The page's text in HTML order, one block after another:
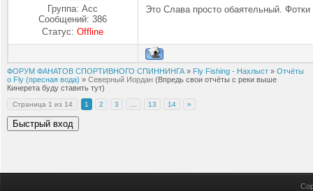
Группа: Асс
Сообщений:386
Статус:Offline
Это Слава просто обаятельный.
ФОРУМ ФАНАТОВ СПОРТИВНОГО СПИННИНГА » Fly Fishing - Нахлыст » Отчёты
о Fly (пресная вода) » Северный Иордан (Впредь свои отчёты с реки выше
Кинерета буду ставить тут)
Страница 1 из 14 1 2 3 13 14 »